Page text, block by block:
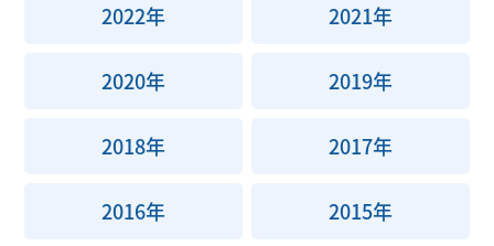
2022年 2021年
2020年 2019年
2018年 2017年
2016年 2015年